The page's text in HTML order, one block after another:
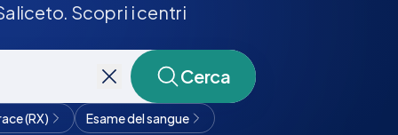
Scopri i centri
Cerca
(RX)
Esame del sangue